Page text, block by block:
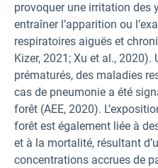
provoquer une irritation des
entraîner l’apparition ou
respiratoires aiguës et
Kizer, 2021; Xu et al.,
prématurés, des maladies
cas de pneumonie a été
forêt (AEE, 2020).
forêt est également liée à
et à la mortalité, résultant
concentrations accrues de